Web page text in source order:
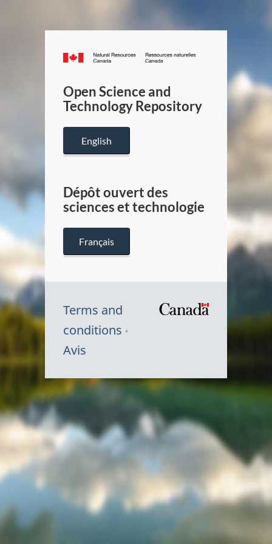
Canada.ca
/
Canada
Open Science and
Technology Repository
English
Dépôt ouvert des
sciences et technologie
Français
Terms and
conditions
Avis
Symbole
du